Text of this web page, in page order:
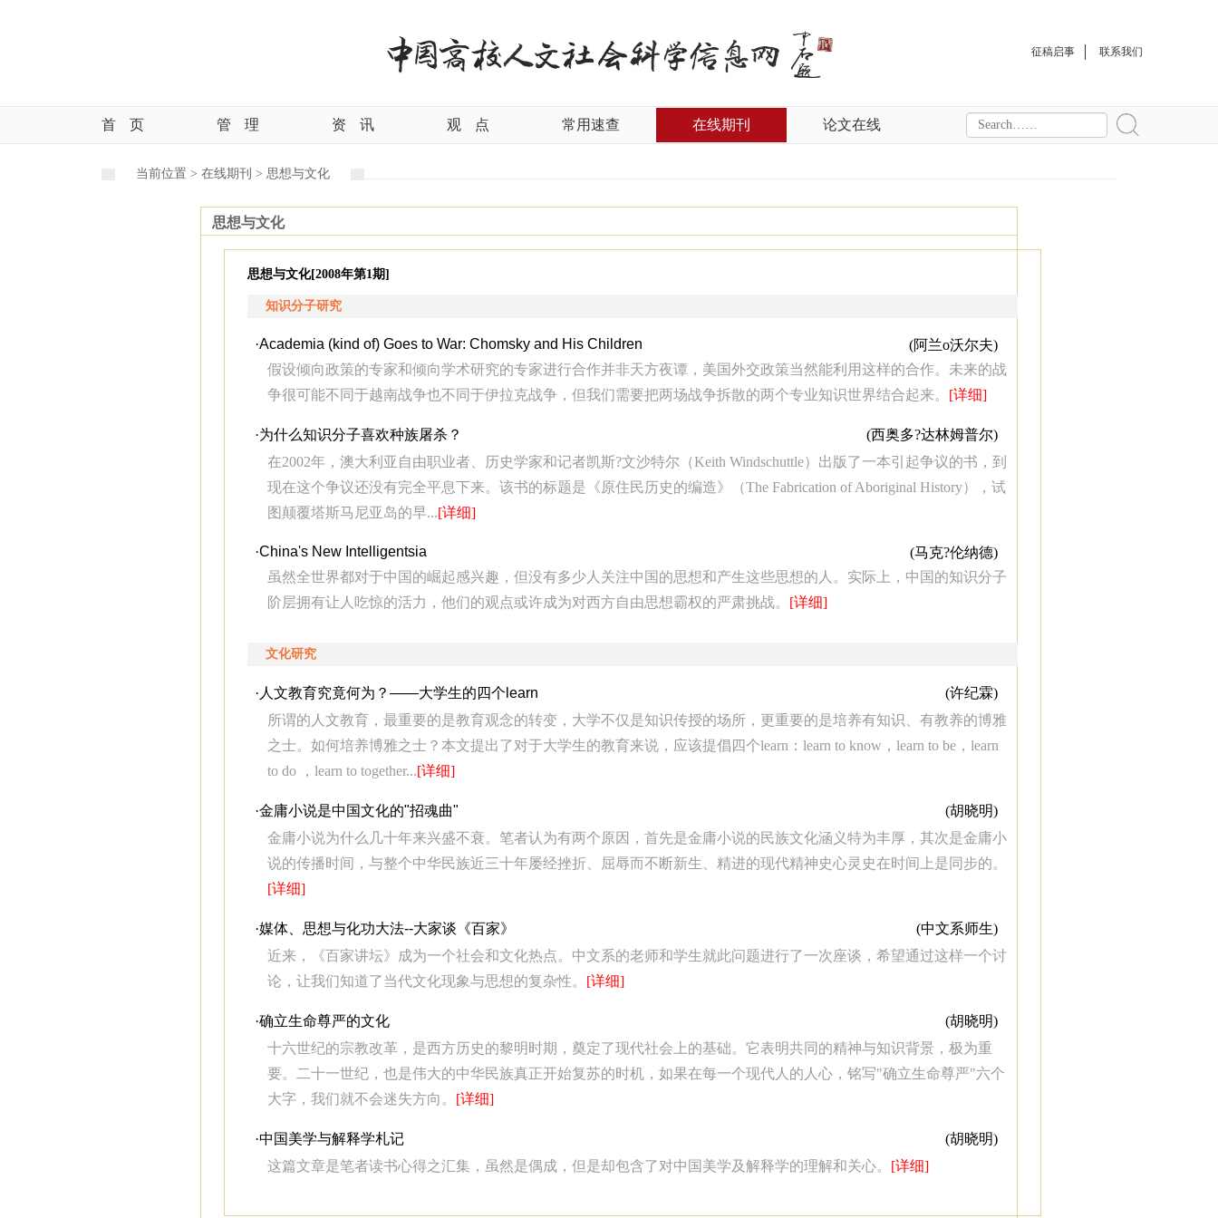
征稿启事 联系我们
首 页 管 理 资 讯 观 点 常用速查 在线期刊 论文在线
当前位置 > 在线期刊 > 思想与文化
思想与文化
思想与文化[2008年第1期]
知识分子研究
(阿兰o沃尔夫)
·Academia (kind of) Goes to War: Chomsky and His Children
假设倾向政策的专家和倾向学术研究的专家进行合作并非天方夜谭，美国外交政策当然能利用这样的合作。未来的战
争很可能不同于越南战争也不同于伊拉克战争，但我们需要把两场战争拆散的两个专业知识世界结合起来。 [详细]
(西奥多?达林姆普尔)
·为什么知识分子喜欢种族屠杀？
在2002年，澳大利亚自由职业者、历史学家和记者凯斯?文沙特尔（Keith Windschuttle）出版了一本引起争议的书，到
现在这个争议还没有完全平息下来。该书的标题是《原住民历史的编造》（The Fabrication of Aboriginal History），试
图颠覆塔斯马尼亚岛的早...[详细]
(马克?伦纳德)
·China's New Intelligentsia
虽然全世界都对于中国的崛起感兴趣，但没有多少人关注中国的思想和产生这些思想的人。实际上，中国的知识分子
阶层拥有让人吃惊的活力，他们的观点或许成为对西方自由思想霸权的严肃挑战。 [详细]
文化研究
(许纪霖)
· 人文教育究竟何为？――大学生的四个learn
所谓的人文教育，最重要的是教育观念的转变，大学不仅是知识传授的场所，更重要的是培养有知识、有教养的博雅
之士。如何培养博雅之士？本文提出了对于大学生的教育来说，应该提倡四个learn：learn to know，learn to be，learn
to do ，learn to together...[详细]
(胡晓明)
·金庸小说是中国文化的"招魂曲"
金庸小说为什么几十年来兴盛不衰。笔者认为有两个原因，首先是金庸小说的民族文化涵义特为丰厚，其次是金庸小
说的传播时间，与整个中华民族近三十年屡经挫折、屈辱而不断新生、精进的现代精神史心灵史在时间上是同步的。
[详细]
(中文系师生)
·媒体、思想与化功大法--大家谈《百家》
近来，《百家讲坛》成为一个社会和文化热点。中文系的老师和学生就此问题进行了一次座谈，希望通过这样一个讨
论，让我们知道了当代文化现象与思想的复杂性。 [详细]
(胡晓明)
·确立生命尊严的文化
十六世纪的宗教改革，是西方历史的黎明时期，奠定了现代社会上的基础。它表明共同的精神与知识背景，极为重
要。二十一世纪，也是伟大的中华民族真正开始复苏的时机，如果在每一个现代人的人心，铭写"确立生命尊严"六个
大字，我们就不会迷失方向。 [详细]
(胡晓明)
·中国美学与解释学札记
这篇文章是笔者读书心得之汇集，虽然是偶成，但是却包含了对中国美学及解释学的理解和关心。 [详细]